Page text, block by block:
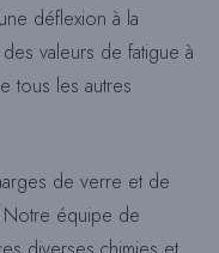
déflexion à la
valeurs de fatigue à
tous les autres
de verre et de
Notre équipe de